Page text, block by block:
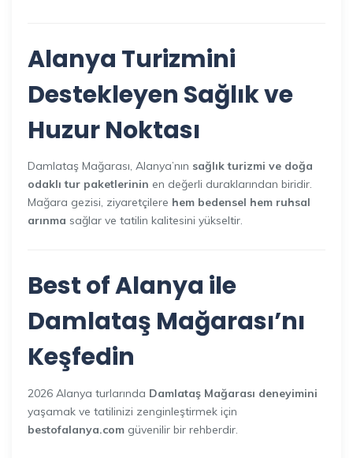
Alanya Turizmini
Destekleyen Sağlık ve
Huzur Noktası
Damlataş Mağarası, Alanya’nın sağlık turizmi ve doğa
odaklı tur paketlerinin en değerli duraklarından biridir.
Mağara gezisi, ziyaretçilere hem bedensel hem ruhsal
arınma sağlar ve tatilin kalitesini yükseltir.
Best of Alanya ile
Damlataş Mağarası’nı
Keşfedin
2026 Alanya turlarında Damlataş Mağarası deneyimini
yaşamak ve tatilinizi zenginleştirmek için
bestofalanya.com güvenilir bir rehberdir.